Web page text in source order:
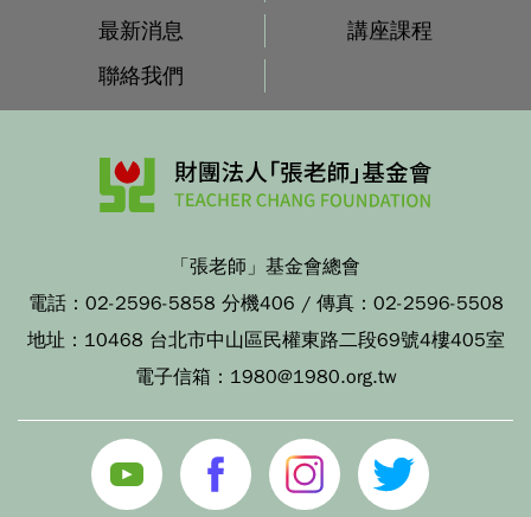
最新消息
講座課程
聯絡我們
「張老師」基金會總會
電話： 02-2596-5858 分機406 / 傳真： 02-2596-5508
地址： 10468 台北市中山區民權東路二段69號4樓405室
電子信箱： 1980@1980.org.tw